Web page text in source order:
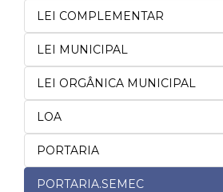
LEI COMPLEMENTAR
LEI MUNICIPAL
LEI ORGÂNICA MUNICIPAL
LOA
PORTARIA
PORTARIA.SEMEC